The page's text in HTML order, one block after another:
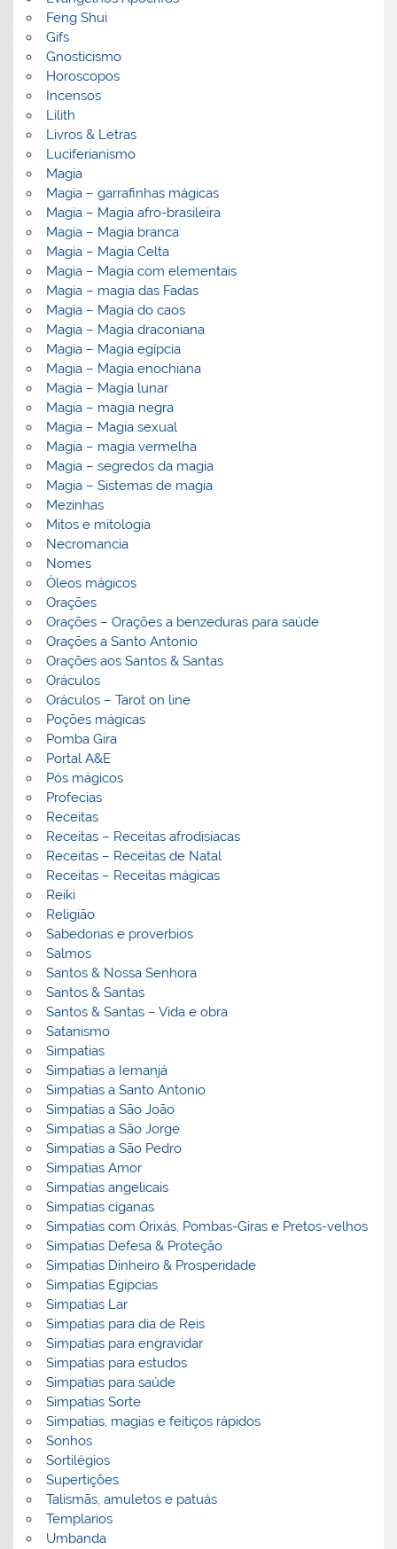
Feng Shui
Gifs
Gnosticismo
Horoscopos
Incensos
Lilith
Livros & Letras
Luciferianismo
Magia
Magia – garrafinhas mágicas
Magia – Magia afro-brasileira
Magia – Magia branca
Magia – Magia Celta
Magia – Magia com elementais
Magia – magia das Fadas
Magia – Magia do caos
Magia – Magia draconiana
Magia – Magia egípcia
Magia – Magia enochiana
Magia – Magia lunar
Magia – magia negra
Magia – Magia sexual
Magia – magia vermelha
Magia – segredos da magia
Magia – Sistemas de magia
Mezinhas
Mitos e mitologia
Necromancia
Nomes
Óleos mágicos
Orações
Orações – Orações a benzeduras para saúde
Orações a Santo Antonio
Orações aos Santos & Santas
Oráculos
Oráculos – Tarot on line
Poções mágicas
Pomba Gira
Portal A&E
Pós mágicos
Profecias
Receitas
Receitas – Receitas afrodisiacas
Receitas – Receitas de Natal
Receitas – Receitas mágicas
Reiki
Religião
Sabedorias e proverbios
Salmos
Santos & Nossa Senhora
Santos & Santas
Santos & Santas – Vida e obra
Satanismo
Simpatias
Simpatias a Iemanjá
Simpatias a Santo Antonio
Simpatias a São João
Simpatias a São Jorge
Simpatias a São Pedro
Simpatias Amor
Simpatias angelicais
Simpatias ciganas
Simpatias com Orixás, Pombas-Giras e Pretos-velhos
Simpatias Defesa & Proteção
Simpatias Dinheiro & Prosperidade
Simpatias Egipcias
Simpatias Lar
Simpatias para dia de Reis
Simpatias para engravidar
Simpatias para estudos
Simpatias para saúde
Simpatias Sorte
Simpatias, magias e feitiços rápidos
Sonhos
Sortilégios
Supertições
Talismãs, amuletos e patuás
Templarios
Umbanda